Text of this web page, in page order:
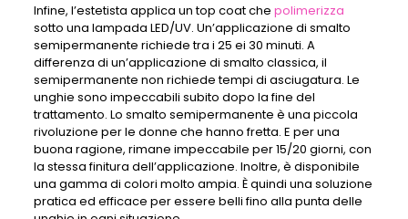
Infine, l’estetista applica un top coat che polimerizza
sotto una lampada LED/UV. Un’applicazione di smalto
semipermanente richiede tra i 25 ei 30 minuti. A
differenza di un’applicazione di smalto classica, il
semipermanente non richiede tempi di asciugatura. Le
unghie sono impeccabili subito dopo la fine del
trattamento. Lo smalto semipermanente è una piccola
rivoluzione per le donne che hanno fretta. E per una
buona ragione, rimane impeccabile per 15/20 giorni, con
la stessa finitura dell’applicazione. Inoltre, è disponibile
una gamma di colori molto ampia. È quindi una soluzione
pratica ed efficace per essere belli fino alla punta delle